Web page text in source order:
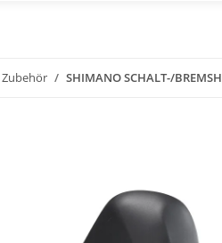
Zubehör SHIMANO SCHALT-/